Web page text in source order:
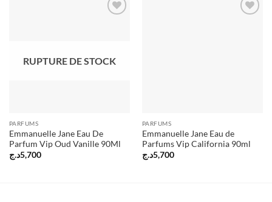
RUPTURE DE STOCK
PARFUMS
Emmanuelle Jane Eau De
Parfum Vip Oud Vanille 90Ml
5,700د.ج
PARFUMS
Emmanuelle Jane Eau de
Parfums Vip California 90ml
5,700د.ج